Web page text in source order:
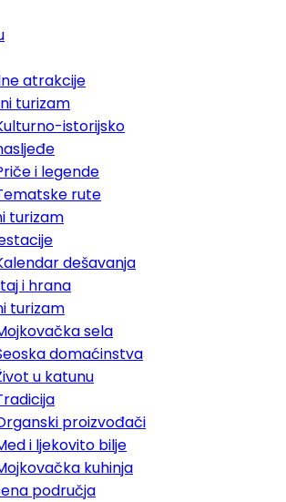
atrakcije
turizam
istorijsko
i legende
rute
turizam
dešavanja
i hrana
turizam
sela
domaćinstva
u katunu
proizvođači
i ljekovito bilje
kuhinja
područja